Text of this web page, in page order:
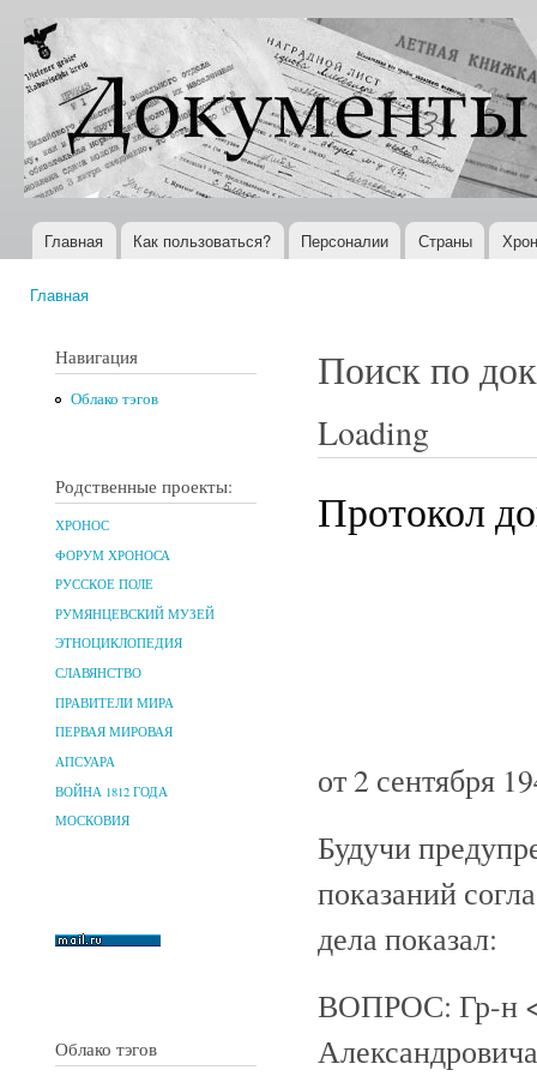
Документы
XX века
Всемирная
история в
Интернете
Главное меню
Главная Как пользоваться? Персоналии Страны
Главная
Навигация
Облако тэгов
Родственные проекты:
ХРОНОС
ФОРУМ ХРОНОСА
РУССКОЕ ПОЛЕ
РУМЯНЦЕВСКИЙ МУЗЕЙ
ЭТНОЦИКЛОПЕДИЯ
СЛАВЯНСТВО
ПРАВИТЕЛИ МИРА
ПЕРВАЯ МИРОВАЯ
АПСУАРА
ВОЙНА 1812 ГОДА
МОСКОВИЯ
Облако тэгов
Поиск по
Loading
Протокол
от 2 сентября
Будучи
показаний
дела показал:
ВОПРОС: Гр-н